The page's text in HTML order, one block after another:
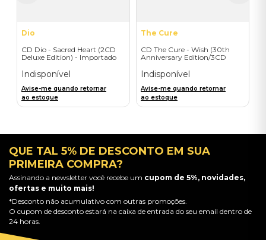
Dio
CD Dio - Sacred Heart (2CD
Deluxe Edition) - Importado
Indisponível
Avise-me quando retornar
ao estoque
The Cure
CD The Cure - Wish (30th
Anniversary Edition/3CD
Indisponível
Avise-me quando retornar
ao estoque
QUE TAL 5% DE DESCONTO EM SUA
PRIMEIRA COMPRA?
Assinando a newsletter você recebe um cupom de 5%, novidades,
ofertas e muito mais!
*Desconto não acumulativo com outras promoções.
O cupom de desconto estará na caixa de entrada do seu email dentro de
24 horas.